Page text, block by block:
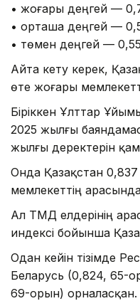
• жоғары деңгей —
• орташа деңгей —
• төмен деңгей —
Айта кету керек,
өте жоғары
Біріккен Ұлттар
2025 жылғы
жылғы деректерін
Онда Қазақстан 0,837
мемлекеттің
Ал ТМД елдерінің
индексі бойынша
Одан кейін тізімде
Беларусь (0,824, 65-
69-орын)